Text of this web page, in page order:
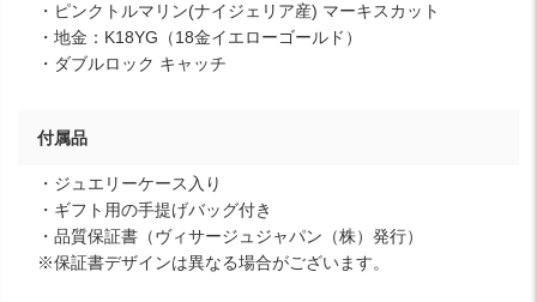
・ピンクトルマリン(ナイジェリア産) マーキスカット
・地金：K18YG（18金イエローゴールド）
・ダブルロック キャッチ
付属品
・ジュエリーケース入り
・ギフト用の手提げバッグ付き
・品質保証書（ヴィサージュジャパン（株）発行）
※保証書デザインは異なる場合がございます。